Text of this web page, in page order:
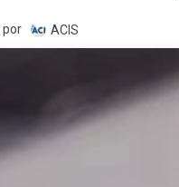
por ACIS